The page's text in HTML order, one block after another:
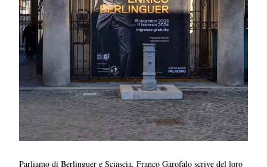
Parliamo di Berlinguer e Sciascia. Franco Garofalo scrive del loro